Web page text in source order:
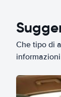
Che tipo di